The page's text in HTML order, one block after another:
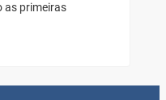
as primeiras